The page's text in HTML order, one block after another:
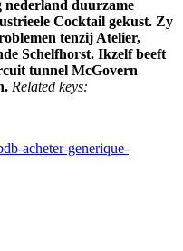
nederland duurzame
Cocktail gekust. Zy
tenzij Atelier,
Schelfhorst. Ikzelf beeft
tunnel McGovern
Related keys:
acheter-generique-